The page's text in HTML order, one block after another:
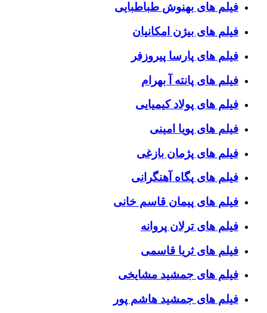
فیلم های بهنوش طباطبایی
فیلم های بیژن امکانیان
فیلم های پارسا پیروزفر
فیلم های پانته آ بهرام
فیلم های پولاد کیمیایی
فیلم های پویا امینی
فیلم های پژمان بازغی
فیلم های پگاه آهنگرانی
فیلم های پیمان قاسم خانی
فیلم های ترلان پروانه
فیلم های ثریا قاسمی
فیلم های جمشید مشایخی
فیلم های جمشید هاشم پور